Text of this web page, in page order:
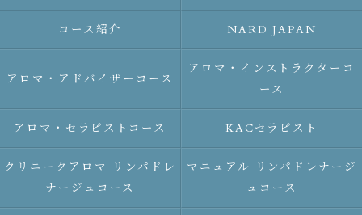
コース紹介 NARD JAPAN
アロマ・アドバイザーコース
アロマ・インストラクターコ
ース
アロマ・セラピストコース KACセラピスト
クリニークアロマ リンパドレ
ナージュコース
マニュアル リンパドレナージ
ュコース